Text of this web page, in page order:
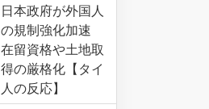
日本政府が外国人
の規制強化加速
在留資格や土地取
得の厳格化【タイ
人の反応】